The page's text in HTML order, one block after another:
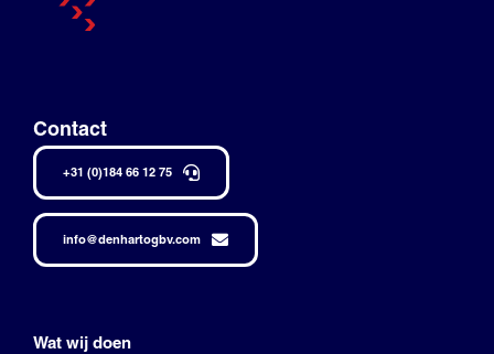
Contact
+31 (0)184 66 12 75
info@denhartogbv.com
Wat wij doen